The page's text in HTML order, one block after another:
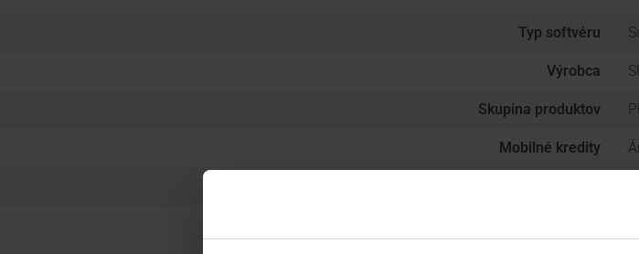
Typ softvéru
Výrobca
Skupina produktov
Mobilné kredity